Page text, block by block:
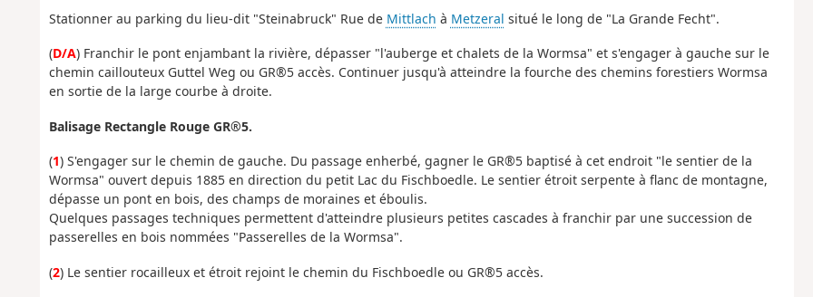
Stationner au parking du lieu-dit "Steinabruck" Rue de Mittlach à Metzeral situé le long de "La Grande Fecht".
(D/A) Franchir le pont enjambant la rivière, dépasser "l'auberge et chalets de la Wormsa" et s'engager à gauche sur le
chemin caillouteux Guttel Weg ou GR®5 accès. Continuer jusqu'à atteindre la fourche des chemins forestiers Wormsa
en sortie de la large courbe à droite.
Balisage Rectangle Rouge GR®5.
(1) S'engager sur le chemin de gauche. Du passage enherbé, gagner le GR®5 baptisé à cet endroit "le sentier de la
Wormsa" ouvert depuis 1885 en direction du petit Lac du Fischboedle. Le sentier étroit serpente à flanc de montagne,
dépasse un pont en bois, des champs de moraines et éboulis.
Quelques passages techniques permettent d'atteindre plusieurs petites cascades à franchir par une succession de
passerelles en bois nommées "Passerelles de la Wormsa".
(2) Le sentier rocailleux et étroit rejoint le chemin du Fischboedle ou GR®5 accès.